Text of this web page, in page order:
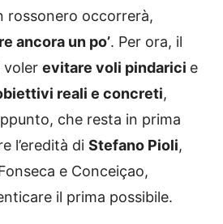
rossonero occorrerà,
ancora un po’. Per ora, il
voler evitare voli pindarici e
reali e concreti,
che resta in prima
l’eredità di Stefano Pioli,
e Conceiçao,
il prima possibile.